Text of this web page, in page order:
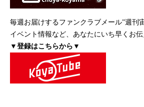
毎週お届けするファンクラブメール”週刊
イベント情報など、あなたにいち早くお
▼登録はこちらから▼